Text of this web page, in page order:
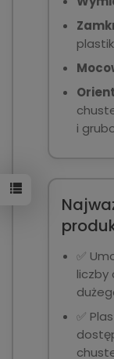
i
✅
liczby
✅